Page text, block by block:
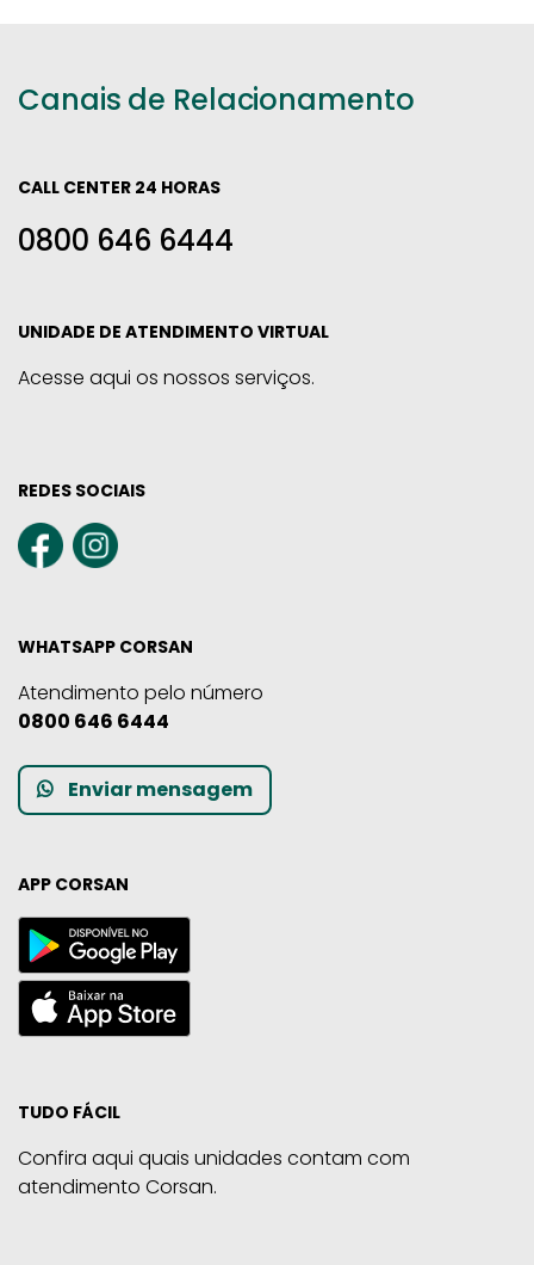
Canais de Relacionamento
CALL CENTER 24 HORAS
0800 646 6444
UNIDADE DE ATENDIMENTO VIRTUAL
Acesse aqui os nossos serviços.
REDES SOCIAIS
WHATSAPP CORSAN
Atendimento pelo número
0800 646 6444
Enviar mensagem
APP CORSAN
TUDO FÁCIL
Confira aqui quais unidades contam com
atendimento Corsan.